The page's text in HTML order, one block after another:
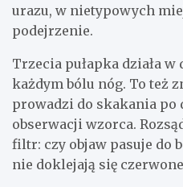
urazu, w nietypowych
podejrzenie.
Trzecia pułapka działa
każdym bólu nóg. To też
prowadzi do skakania po
obserwacji wzorca.
filtr: czy objaw pasuje do
nie doklejają się